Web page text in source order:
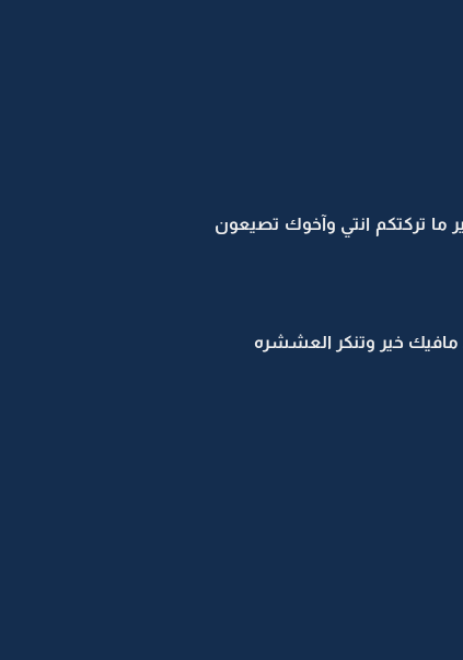
ما تركتكم انتي وآخوك تصيعون
خير وتنكر العششره